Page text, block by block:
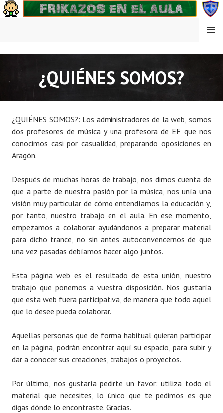
Saltar
al
FRIKAZOS EN EL AULA
MENÚ
¿QUIÉNES SOMOS?
¿QUIÉNES SOMOS?: Los administradores de la web, somos
dos profesores de música y una profesora de EF que nos
conocimos casi por casualidad, preparando oposiciones en
Aragón.
Después de muchas horas de trabajo, nos dimos cuenta de
que a parte de nuestra pasión por la música, nos unía una
visión muy particular de cómo entendíamos la educación y,
por tanto, nuestro trabajo en el aula. En ese momento,
empezamos a colaborar ayudándonos a preparar material
para dicho trance, no sin antes autoconvencernos de que
una vez pasadas debíamos hacer algo juntos.
Esta página web es el resultado de esta unión, nuestro
trabajo que ponemos a vuestra disposición. Nos gustaría
que esta web fuera participativa, de manera que todo aquel
que lo desee pueda colaborar.
Aquellas personas que de forma habitual quieran participar
en la página, podrán encontrar aquí su espacio, para subir y
dar a conocer sus creaciones, trabajos o proyectos.
Por último, nos gustaría pedirte un favor: utiliza todo el
material que necesites, lo único que te pedimos es que
digas dónde lo encontraste. Gracias.